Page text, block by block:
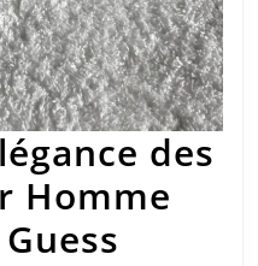
des
Homme